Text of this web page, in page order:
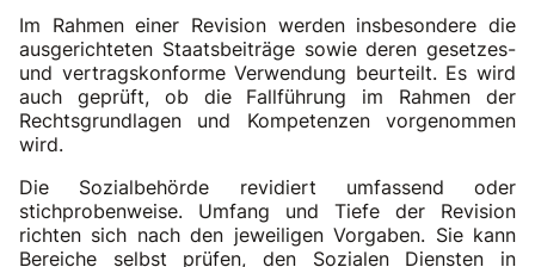
Im Rahmen einer Revision werden insbesondere die
ausgerichteten Staatsbeiträge sowie deren gesetzes-
und vertragskonforme Verwendung beurteilt. Es wird
auch geprüft, ob die Fallführung im Rahmen der
Rechtsgrundlagen und Kompetenzen vorgenommen
wird.
Die Sozialbehörde revidiert umfassend oder
stichprobenweise. Umfang und Tiefe der Revision
richten sich nach den jeweiligen Vorgaben. Sie kann
Bereiche selbst prüfen, den Sozialen Diensten in